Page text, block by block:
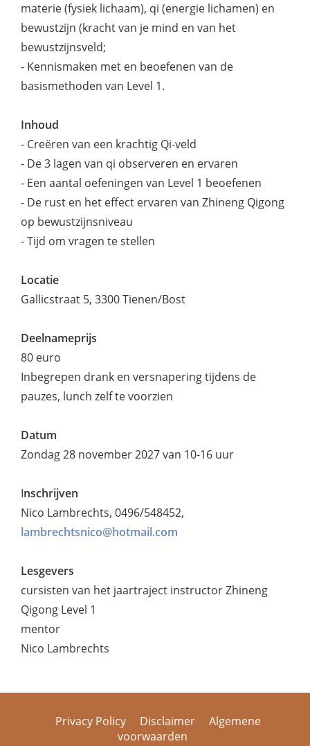
materie (fysiek lichaam), qi (energie lichamen) en
bewustzijn (kracht van je mind en van het
bewustzijnsveld;
- Kennismaken met en beoefenen van de
basismethoden van Level 1.
Inhoud
- Creëren van een krachtig Qi-veld
- De 3 lagen van qi observeren en ervaren
- Een aantal oefeningen van Level 1 beoefenen
- De rust en het effect ervaren van Zhineng Qigong
op bewustzijnsniveau
- Tijd om vragen te stellen
Locatie
Gallicstraat 5, 3300 Tienen/Bost
Deelnameprijs
80 euro
Inbegrepen drank en versnapering tijdens de
pauzes, lunch zelf te voorzien
Datum
Zondag 28 november 2027 van 10-16 uur
Inschrijven
Nico Lambrechts, 0496/548452,
lambrechtsnico@hotmail.com
Lesgevers
cursisten van het jaartraject instructor Zhineng
Qigong Level 1
mentor
Nico Lambrechts
Privacy Policy Disclaimer
Algemene
voorwaarden